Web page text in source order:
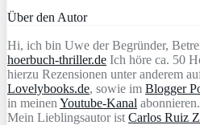
Über den Autor
Hi, ich bin Uwe der Begründer,
hoerbuch-thriller.de Ich höre ca. 50
hierzu Rezensionen unter anderem
Lovelybooks.de, sowie im Blogger
in meinen Youtube-Kanal abonnieren.
Mein Lieblingsautor ist Carlos Ruiz